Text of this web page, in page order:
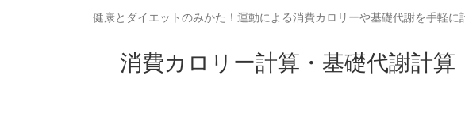
健康とダイエットのみかた！運動による消費カロリーや基礎代謝を手軽に
消費カロリー計算・基礎代謝計算